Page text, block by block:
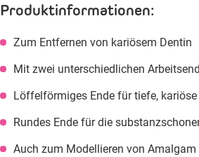
Produktinformationen:
Zum Entfernen von kariösem Dentin
Mit zwei unterschiedlichen
Löffelförmiges Ende für tiefe, kariöse
Rundes Ende für die
Auch zum Modellieren von